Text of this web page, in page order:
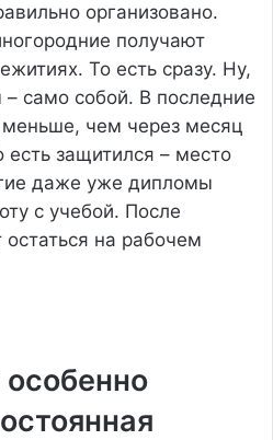
организовано.
получают
То есть сразу. Ну,
– само собой. В последние
чем через месяц
есть защитился – место
даже уже дипломы
с учебой. После
на рабочем